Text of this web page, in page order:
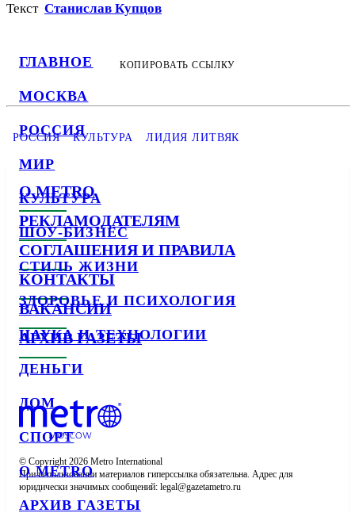
ГЛАВНОЕ
МОСКВА
РОССИЯ
МИР
КУЛЬТУРА
ШОУ-БИЗНЕС
СТИЛЬ ЖИЗНИ
ЗДОРОВЬЕ И ПСИХОЛОГИЯ
НАУКА И ТЕХНОЛОГИИ
ДЕНЬГИ
ДОМ
СПОРТ
О METRO
АРХИВ ГАЗЕТЫ
Текст Станислав Купцов
КОПИРОВАТЬ ССЫЛКУ
РОССИЯ КУЛЬТУРА ЛИДИЯ ЛИТВЯК
О METRO
РЕКЛАМОДАТЕЛЯМ
СОГЛАШЕНИЯ И ПРАВИЛА
КОНТАКТЫ
ВАКАНСИИ
АРХИВ ГАЗЕТЫ
© Copyright 2026 Metro International
При использовании материалов гиперссылка обязательна. Адрес для
юридически значимых сообщений: